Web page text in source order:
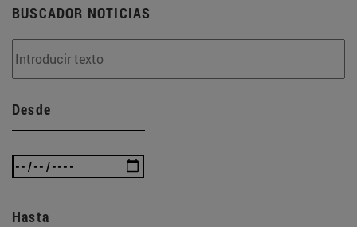
BUSCADOR NOTICIAS
Desde
Hasta